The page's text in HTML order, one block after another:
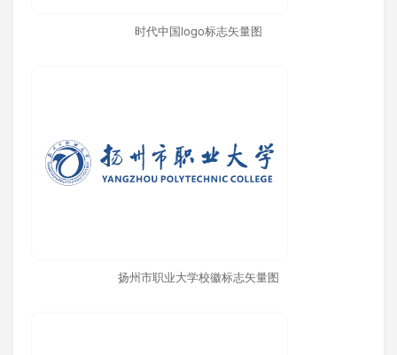
时代中国logo标志矢量图
扬州市职业大学校徽标志矢量图